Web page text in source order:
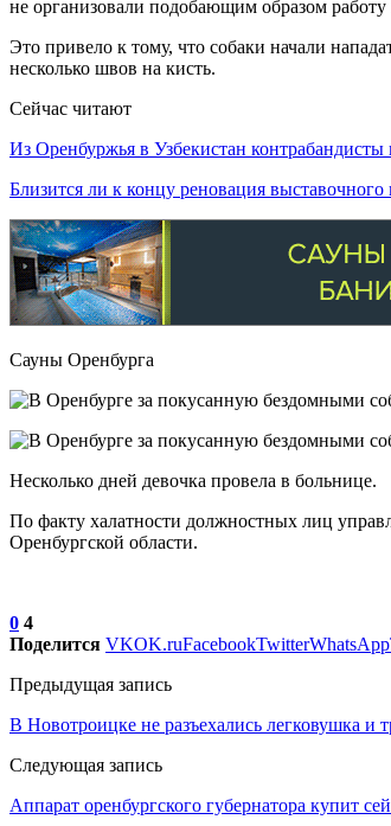
не организовали подобающим образом
Это привело к тому, что собаки начали
несколько швов на кисть.
Сейчас читают
Из Оренбуржья в Узбекистан
Близится ли к концу реновация
Сауны Оренбурга
Несколько дней девочка провела в больнице.
По факту халатности должностных лиц
Оренбургской области.
0 4
Поделится VKOK.ruFacebookTwitterWhatsApp
Предыдущая запись
В Новотроицке не разъехались легковушка и
Следующая запись
Аппарат оренбургского губернатора купит